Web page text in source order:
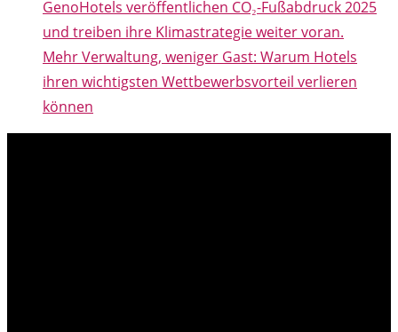
GenoHotels veröffentlichen CO₂-Fußabdruck 2025
und treiben ihre Klimastrategie weiter voran.
Mehr Verwaltung, weniger Gast: Warum Hotels
ihren wichtigsten Wettbewerbsvorteil verlieren
können